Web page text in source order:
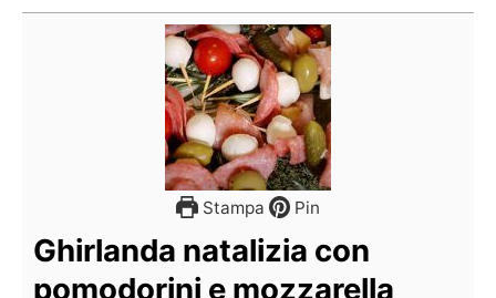
Stampa Pin
Ghirlanda natalizia con
pomodorini e mozzarella